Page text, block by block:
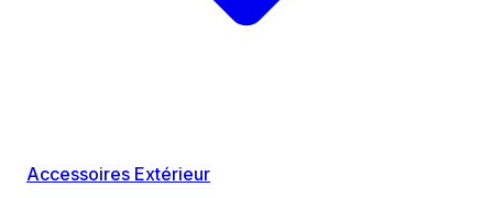
Accessoires Extérieur